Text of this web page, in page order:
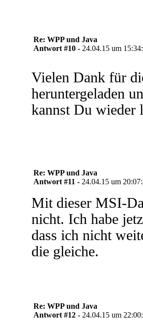
Re: WPP und Java
Antwort #10 - 24.04.15 um
Vielen Dank für
heruntergeladen
kannst Du wieder
Re: WPP und Java
Antwort #11 - 24.04.15 um
Mit dieser MSI-
nicht. Ich habe
dass ich nicht
die gleiche.
Re: WPP und Java
Antwort #12 - 24.04.15 um